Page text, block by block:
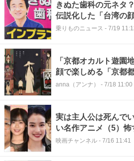
きぬた歯科の元ネタ
伝説化した「台湾の
は健在！
乗りものニュース - 7/19
「京都オカルト遊園
顔で楽しめる「京都
がオープン！
anna（アンナ） - 7/18 11:00
実は主人公は死んで
い名作アニメ（5）
予言した強烈な傑作と
映画チャンネル - 7/16 11:41